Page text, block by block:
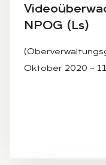
NPOG (Ls)
Oktober 2020 –